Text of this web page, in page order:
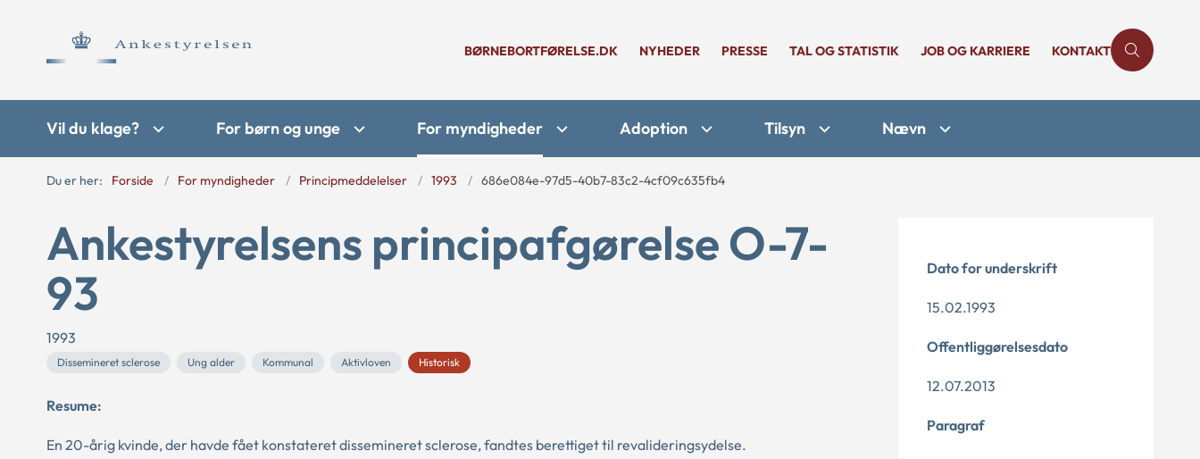
BØRNEBORTFØRELSE.DK NYHEDER PRESSE TAL OG STATISTIK JOB OG KARRIERE KONTAKT
Vil du klage? For børn og unge For myndigheder Adoption Tilsyn Nævn
Du er her: Forside For myndigheder Principmeddelelser 1993 686e084e-97d5-40b7-83c2-4cf09c635fb4
Ankestyrelsens principafgørelse O-7-
93
1993
Dissemineret sclerose Ung alder Kommunal Aktivloven Historisk
Resume:
En 20-årig kvinde, der havde fået konstateret dissemineret sclerose, fandtes berettiget til revalideringsydelse.
Dato for underskrift
15.02.1993
Offentliggørelsesdato
12.07.2013
Paragraf